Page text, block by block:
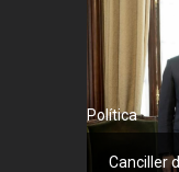
Política
Canciller